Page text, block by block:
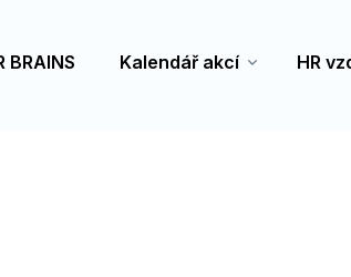
BRAINS Kalendář akcí HR